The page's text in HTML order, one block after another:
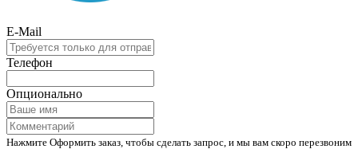
E-Mail
Телефон
Опционально
Нажмите Оформить заказ, чтобы сделать запрос, и мы вам скоро перезвоним